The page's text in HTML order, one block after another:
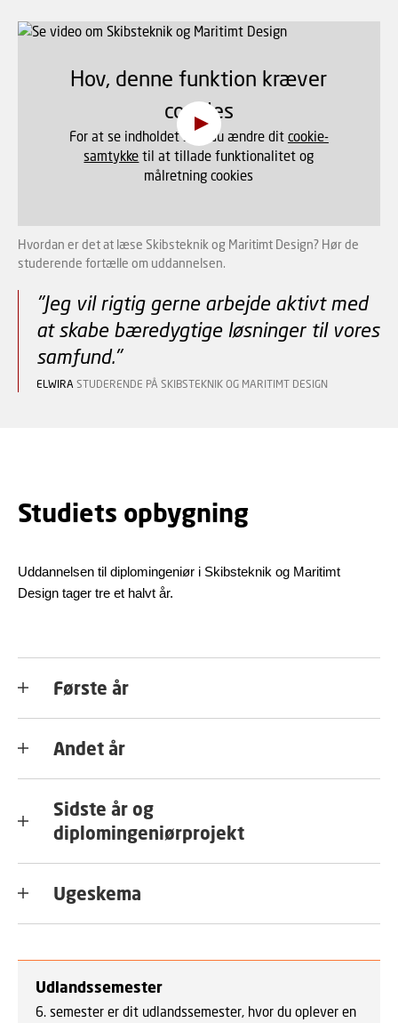
Hov, denne funktion kræver
cookies
For at se indholdet skal du ændre dit cookie-
samtykke til at tillade funktionalitet og
målretning cookies
Hvordan er det at læse Skibsteknik og Maritimt Design? Hør de
studerende fortælle om uddannelsen.
"Jeg vil rigtig gerne arbejde aktivt med
at skabe bæredygtige løsninger til vores
samfund."
ELWIRA STUDERENDE PÅ SKIBSTEKNIK OG MARITIMT DESIGN
Studiets opbygning
Uddannelsen til diplomingeniør i Skibsteknik og Maritimt
Design tager tre et halvt år.
Første år
Andet år
Sidste år og
diplomingeniørprojekt
Ugeskema
Udlandssemester
6. semester er dit udlandssemester, hvor du oplever en